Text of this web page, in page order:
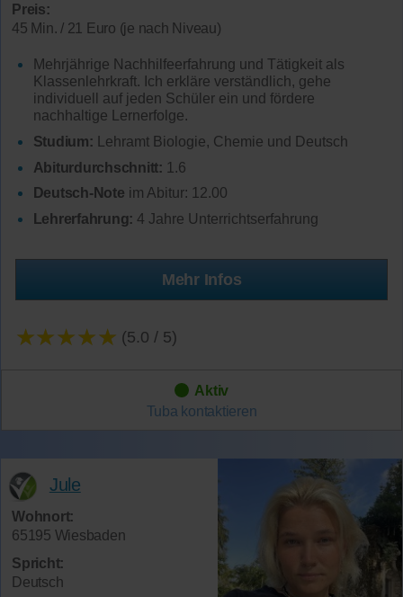
Preis:
45 Min. / 21 Euro (je nach Niveau)
Mehrjährige Nachhilfeerfahrung und Tätigkeit als
Klassenlehrkraft. Ich erkläre verständlich, gehe
individuell auf jeden Schüler ein und fördere
nachhaltige Lernerfolge.
Studium: Lehramt Biologie, Chemie und Deutsch
Abiturdurchschnitt: 1.6
Deutsch-Note im Abitur: 12.00
Lehrerfahrung: 4 Jahre Unterrichtserfahrung
Mehr Infos
★★★★★ (5.0 / 5)
Aktiv
Tuba kontaktieren
Jule
Wohnort:
65195 Wiesbaden
Spricht:
Deutsch